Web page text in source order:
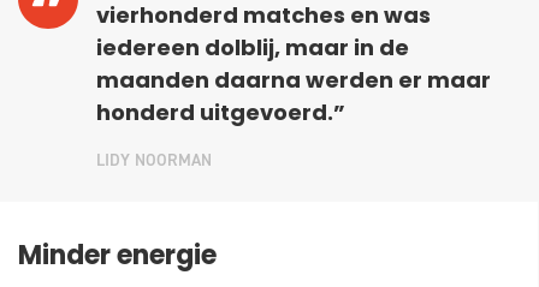
vierhonderd matches en was
iedereen dolblij, maar in de
maanden daarna werden er maar
honderd uitgevoerd.”
LIDY NOORMAN
Minder energie